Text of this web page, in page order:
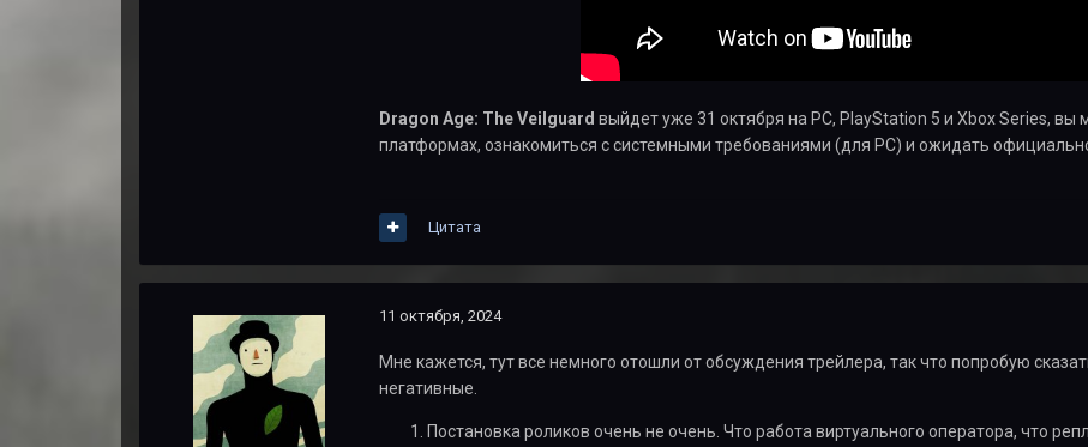
Dragon Age: The Veilguard выйдет уже 31 октября на PC, PlayStation 5 и Xbox Series,
платформах, ознакомиться с системными требованиями (для PC) и ожидать
Цитата
11 октября, 2024
Мне кажется, тут все немного отошли от обсуждения трейлера, так что попробую
негативные.
Постановка роликов очень не очень. Что работа виртуального оператора, что